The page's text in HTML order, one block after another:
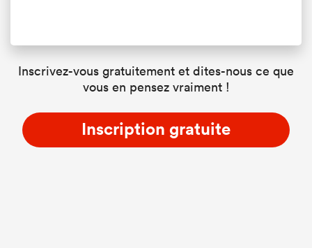
Inscrivez-vous gratuitement et dites-nous ce que
vous en pensez vraiment !
Inscription gratuite